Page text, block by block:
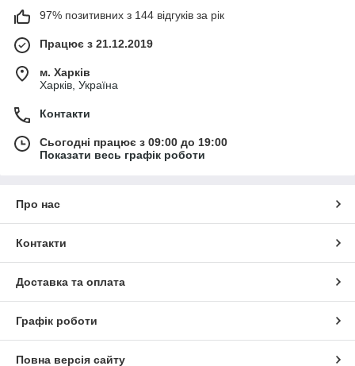
97% позитивних з 144 відгуків за рік
Працює з 21.12.2019
м. Харків
Харків, Україна
Контакти
Сьогодні працює з 09:00 до 19:00
Показати весь графік роботи
Про нас
Контакти
Доставка та оплата
Графік роботи
Повна версія сайту